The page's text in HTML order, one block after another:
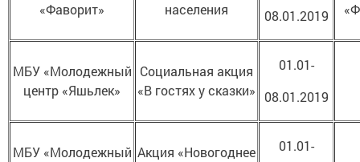
«Фаворит»
населения
08.01.2019
МБУ «Молодежный
центр «Яшьлек»
Социальная акция
«В гостях у сказки»
01.01-
08.01.2019
МБУ «Молодежный Акция «Новогоднее
01.01-